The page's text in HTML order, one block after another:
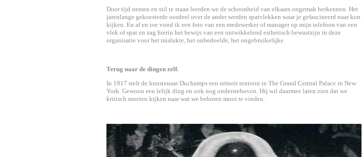
Door tijd nemen en stil te staan leerden we de schoonheid van elkaars ongemak herkennen. Het
jarenlange gekoesterde oordeel over de ander werden spatvlekken waar je gefascineerd naar kon
kijken. En af en toe vond ik een foto van een medewerker of manager op mijn telefoon van een
vlek of spat en zag hierin het bewijs van een ontwikkelend esthetisch bewustzijn in deze
organisatie voor het mislukte, het onbedoelde, het ongebruikelijke.
Terug naar de dingen zelf.
In 1917 stelt de kunstenaar Duchamps een urinoir tentoon in The Grand Central Palace in New
York. Gewoon een lelijk ding en ook nog ondersteboven. Hij wil daarmee laten zien dat we
kritisch moeten kijken naar wat we behoren mooi te vinden.